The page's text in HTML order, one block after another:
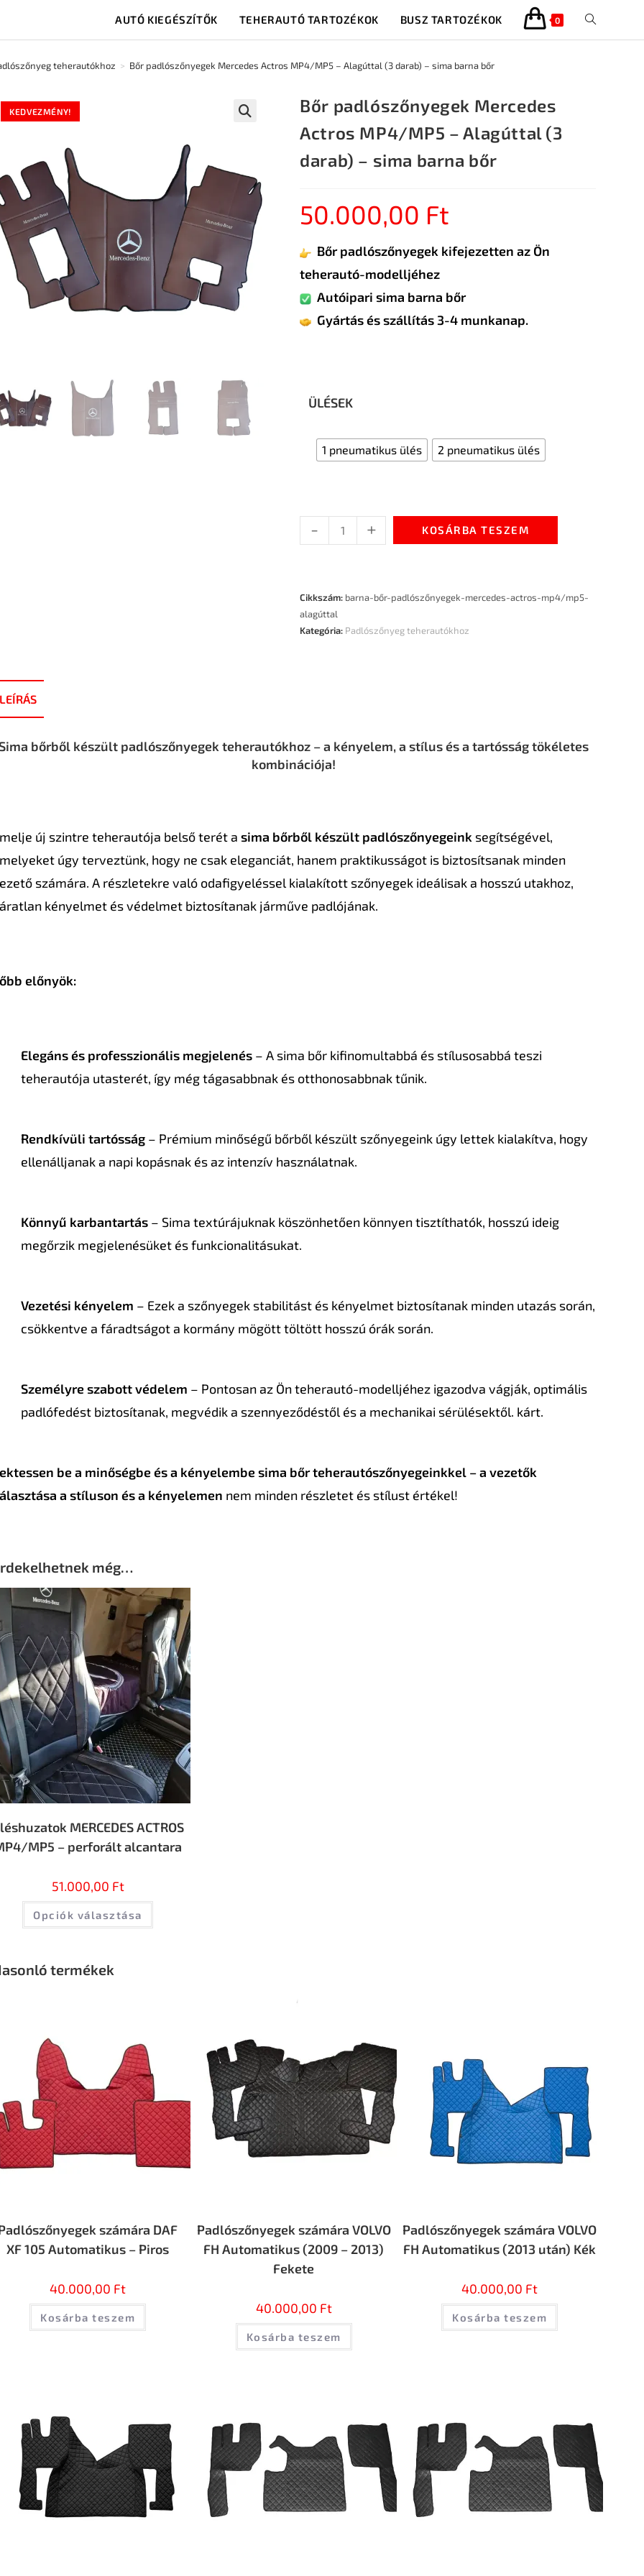
AUTÓ KIEGÉSZÍTŐK TEHERAUTÓ TARTOZÉKOK BUSZ TARTOZÉKOK 0
teherautókhoz > Bőr padlószőnyegek Mercedes Actros MP4/MP5 – Alagúttal (3 darab) – sima barna bőr
KEDVEZMÉNY!
Bőr padlószőnyegek Mercedes
Actros MP4/MP5 – Alagúttal (3
darab) – sima barna bőr
50.000,00 Ft
Bőr padlószőnyegek kifejezetten az Ön
teherautó-modelljéhez
Autóipari sima barna bőr
Gyártás és szállítás 3-4 munkanap.
ÜLÉSEK
1 pneumatikus ülés 2 pneumatikus ülés
- + KOSÁRBA TESZEM
Cikkszám: barna-bőr-padlószőnyegek-mercedes-actros-mp4/mp5-
alagúttal
Kategória: Padlószőnyeg teherautókhoz
bőrből készült padlószőnyegek teherautókhoz – a kényelem, a stílus és a tartósság tökéletes
kombinációja!
új szintre teherautója belső terét a sima bőrből készült padlószőnyegeink segítségével,
úgy terveztünk, hogy ne csak eleganciát, hanem praktikusságot is biztosítsanak minden
számára. A részletekre való odafigyeléssel kialakított szőnyegek ideálisak a hosszú utakhoz,
kényelmet és védelmet biztosítanak járműve padlójának.
előnyök:
Elegáns és professzionális megjelenés– A sima bőr kifinomultabbá és stílusosabbá teszi
teherautója utasterét, így még tágasabbnak és otthonosabbnak tűnik.
Rendkívüli tartósság– Prémium minőségű bőrből készült szőnyegeink úgy lettek kialakítva, hogy
ellenálljanak a napi kopásnak és az intenzív használatnak.
Könnyű karbantartás– Sima textúrájuknak köszönhetően könnyen tisztíthatók, hosszú ideig
megőrzik megjelenésüket és funkcionalitásukat.
Vezetési kényelem – Ezek a szőnyegek stabilitást és kényelmet biztosítanak minden utazás során,
csökkentve a fáradtságot a kormány mögött töltött hosszú órák során.
Személyre szabott védelem – Pontosan az Ön teherautó-modelljéhez igazodva vágják, optimális
padlófedést biztosítanak, megvédik a szennyeződéstől és a mechanikai sérülésektől. kárt.
be a minőségbe és a kényelembe sima bőr teherautószőnyegeinkkel – a vezetők
a stíluson és a kényelemen nem minden részletet és stílust értékel!
még…
MERCEDES ACTROS
MP5 – perforált alcantara
51.000,00 Ft
Opciók választása
termékek
számára DAF
XF 105 Automatikus – Piros
40.000,00 Ft
Kosárba teszem
Padlószőnyegek számára VOLVO
FH Automatikus (2009 – 2013)
Fekete
40.000,00 Ft
Kosárba teszem
Padlószőnyegek számára VOLVO
FH Automatikus (2013 után) Kék
40.000,00 Ft
Kosárba teszem